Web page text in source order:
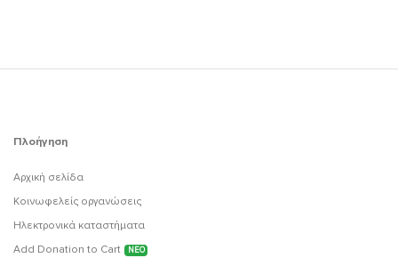
Πλοήγηση
Αρχική σελίδα
Κοινωφελείς οργανώσεις
Ηλεκτρονικά καταστήματα
Add Donation to Cart
ΝΕΟ